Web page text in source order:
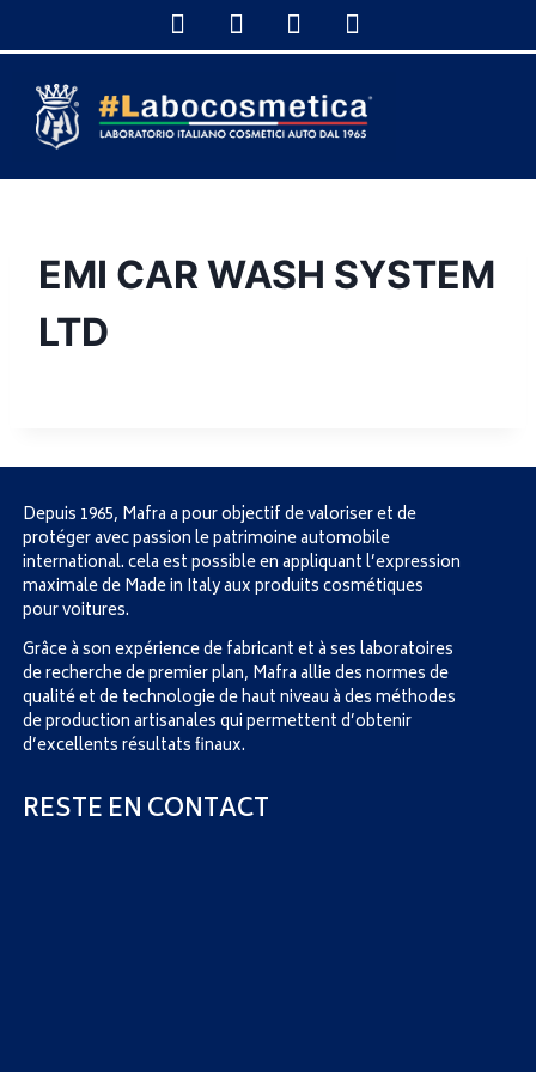
EMI CAR WASH SYSTEM
LTD
Depuis 1965, Mafra a pour objectif de valoriser et de
protéger avec passion le patrimoine automobile
international. cela est possible en appliquant l’expression
maximale de Made in Italy aux produits cosmétiques
pour voitures.
Grâce à son expérience de fabricant et à ses laboratoires
de recherche de premier plan, Mafra allie des normes de
qualité et de technologie de haut niveau à des méthodes
de production artisanales qui permettent d’obtenir
d’excellents résultats finaux.
RESTE EN CONTACT